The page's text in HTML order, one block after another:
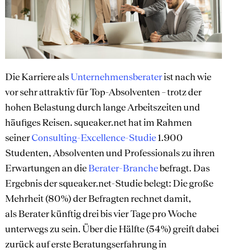
Die Karriere alsUnternehmensberaterist nach wie
vor sehr attraktiv für Top-Absolventen – trotz der
hohen Belastung durch lange Arbeitszeiten und
häufiges Reisen. squeaker.net hat im Rahmen
seinerConsulting-Excellence-Studie1.900
Studenten, Absolventen und Professionals zu ihren
Erwartungen an dieBerater-Branchebefragt. Das
Ergebnis der squeaker.net-Studie belegt: Die große
Mehrheit (80%) der Befragten rechnet damit,
als Berater künftig drei bis vier Tage pro Woche
unterwegs zu sein. Über die Hälfte (54%) greift dabei
zurück auf erste Beratungserfahrung in